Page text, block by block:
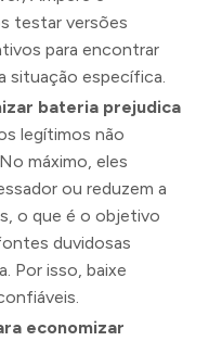
testar versões
para encontrar
situação específica.
bateria prejudica
legítimos não
máximo, eles
ou reduzem a
o que é o objetivo
duvidosas
Por isso, baixe
economizar